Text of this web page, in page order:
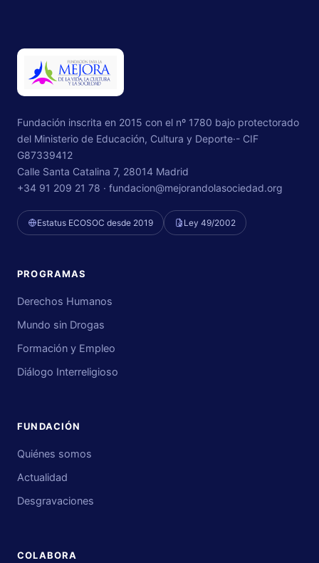
Fundación inscrita en 2015 con el nº 1780 bajo protectorado
del Ministerio de Educación, Cultura y Deporte·- CIF
G87339412
Calle Santa Catalina 7, 28014 Madrid
+34 91 209 21 78 · fundacion@mejorandolasociedad.org
Estatus ECOSOC desde 2019 Ley 49/2002
PROGRAMAS
Derechos Humanos
Mundo sin Drogas
Formación y Empleo
Diálogo Interreligioso
FUNDACIÓN
Quiénes somos
Actualidad
Desgravaciones
COLABORA